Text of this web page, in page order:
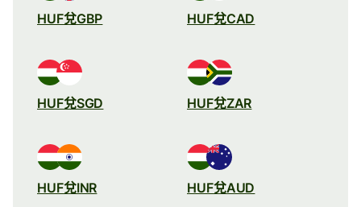
HUF兌GBP HUF兌CAD
HUF兌SGD HUF兌ZAR
HUF兌INR HUF兌AUD